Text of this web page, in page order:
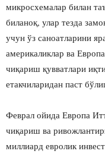
микросхемалар билан
биланоқ, улар тезда
учун ўз саноатларини
америкаликлар ва
чиқариш қувватлари
етакчиларидан паст
Феврал ойида Европа
чиқариш ва
миллиард евролик